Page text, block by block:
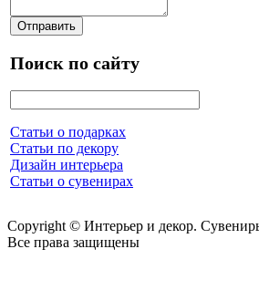
Поиск по сайту
Статьи о подарках
Статьи по декору
Дизайн интерьера
Статьи о сувенирах
Copyright © Интерьер и декор.
Все права защищены